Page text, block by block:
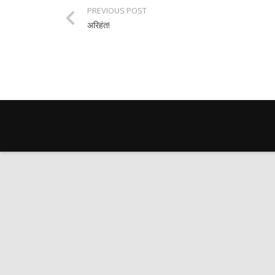
PREVIOUS POST
अरिहंत!